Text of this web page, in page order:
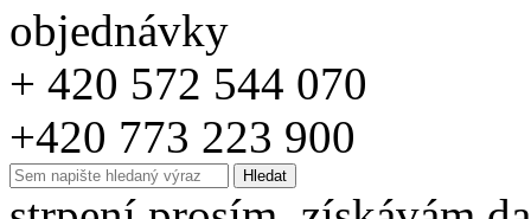
+ 420 572 544 070
+420 773 223 900